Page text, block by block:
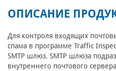
ОПИСАНИЕ
Для контроля входящих
спама в программе Traffic
SMTP шлюз. SMTP шлюза
внутреннего почтового